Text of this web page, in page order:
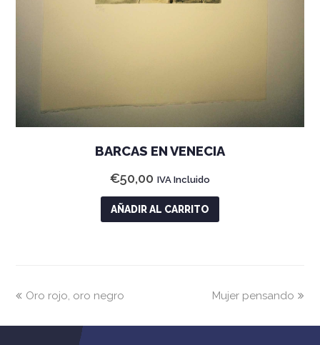
BARCAS EN VENECIA
€50,00 IVA Incluido
AÑADIR AL CARRITO
previous
Oro rojo, oro negro
next
Mujer pensando